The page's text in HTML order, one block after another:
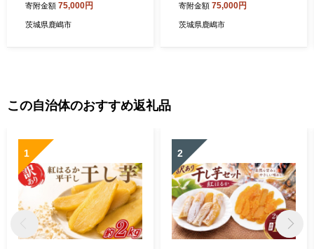
ンディゴ ノリーナ リネン キ
ャンプ 8万円以内 茨城県 鹿
寄附金額 75,000円
茨城県鹿嶋市
ミルクチョコ ノリーナ リネ
ン キャンプ 8万円以内 茨城
寄附金額 75,000円
茨城県鹿嶋市
この自治体のおすすめ返礼品
1 2